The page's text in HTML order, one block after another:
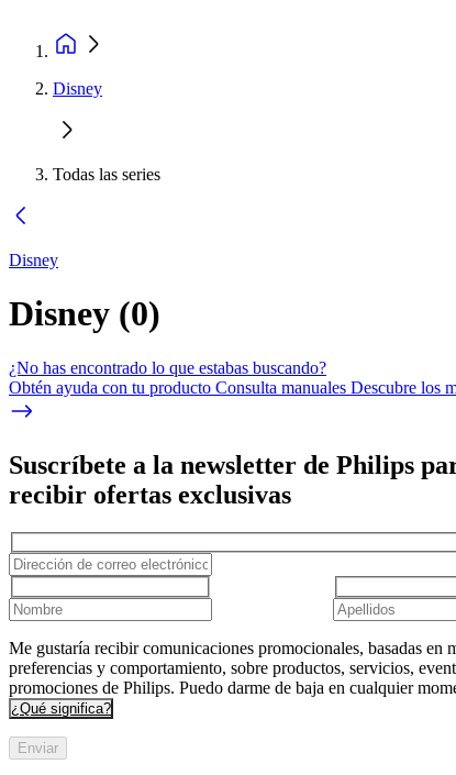
Disney
Todas las series
Disney
Disney (0)
¿No has encontrado lo que estabas buscando?
Obtén ayuda con tu producto Consulta manuales Descubre los
Suscríbete a la newsletter de Philips
recibir ofertas exclusivas
Me gustaría recibir comunicaciones promocionales, basadas en
preferencias y comportamiento, sobre productos, servicios,
promociones de Philips. Puedo darme de baja en cualquier
¿Qué significa?
Enviar